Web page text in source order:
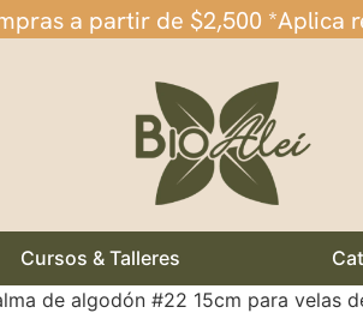
a partir de $2,500
Cursos & Talleres
de algodón #22 15cm para velas